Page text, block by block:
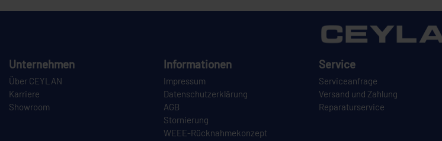
Unternehmen
Über CEYLAN
Karriere
Showroom
Informationen
Impressum
Datenschutzerklärung
AGB
Stornierung
WEEE-Rücknahmekonzept
Service
Serviceanfrage
Versand und Zahlung
Reparaturservice